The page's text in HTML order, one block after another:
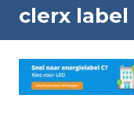
clerx label